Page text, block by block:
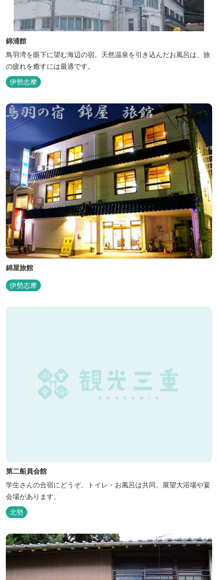
錦浦館
鳥羽湾を眼下に望む海辺の宿。天然温泉を引き込んだお風呂は、旅
の疲れを癒すには最適です。
伊勢志摩
錦屋旅館
伊勢志摩
第二船員会館
学生さんの合宿にどうぞ。トイレ・お風呂は共同。展望大浴場や宴
会場があります。
北勢